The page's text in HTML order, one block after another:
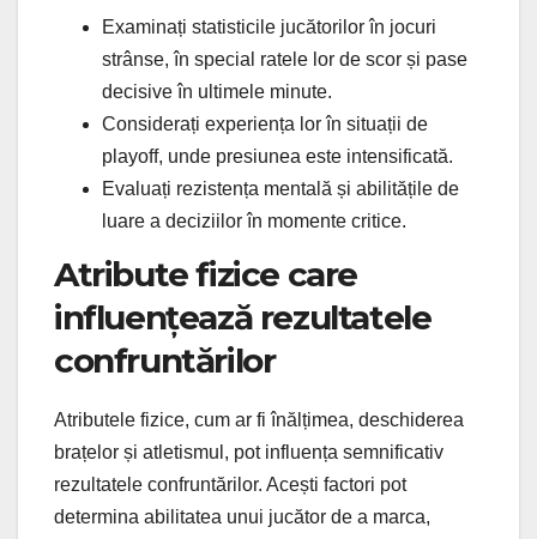
Examinați statisticile jucătorilor în jocuri
strânse, în special ratele lor de scor și pase
decisive în ultimele minute.
Considerați experiența lor în situații de
playoff, unde presiunea este intensificată.
Evaluați rezistența mentală și abilitățile de
luare a deciziilor în momente critice.
Atribute fizice care
influențează rezultatele
confruntărilor
Atributele fizice, cum ar fi înălțimea, deschiderea
brațelor și atletismul, pot influența semnificativ
rezultatele confruntărilor. Acești factori pot
determina abilitatea unui jucător de a marca,